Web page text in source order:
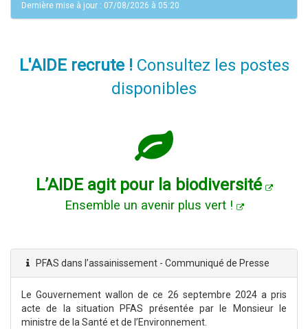
Dernière mise à jour : 07/08/2026 à 05:20
L'AIDE recrute !Consultez les postes
disponibles
L’AIDE agit pour la biodiversité
Ensemble un avenir plus vert !
PFAS dans l’assainissement - Communiqué de Presse
Le Gouvernement wallon de ce 26 septembre 2024 a pris
acte de la situation PFAS présentée par le Monsieur le
ministre de la Santé et de l’Environnement.